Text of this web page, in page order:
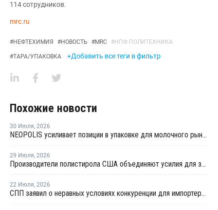
114 сотрудников.
mrc.ru
#НЕФТЕХИМИЯ #НОВОСТЬ #MRC #НПФ ПОЛИТЕХНИКА
#ТАРА/УПАКОВКА +Добавить все теги в фильтр
Похожие новости
30 Июля, 2026
NEOPOLIS усиливает позиции в упаковке для молочного рынка
29 Июля, 2026
Производители полистирола США объединяют усилия для защиты рынка от экологических ограничений
22 Июля, 2026
СПП заявил о неравных условиях конкуренции для импортеров полимерной упаковки в рамках российского РОП